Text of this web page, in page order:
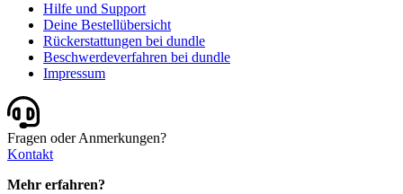
Hilfe und Support
Deine Bestellübersicht
Rückerstattungen bei dundle
Beschwerdeverfahren bei dundle
Impressum
Fragen oder Anmerkungen?
Kontakt
Mehr erfahren?